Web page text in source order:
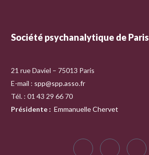
Société psychanalytique de Paris
21 rue Daviel – 75013 Paris
E-mail : spp@spp.asso.fr
Tél. : 01 43 29 66 70
Présidente : Emmanuelle Chervet